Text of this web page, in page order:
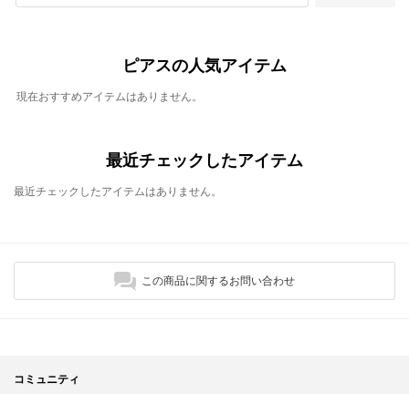
ピアスの人気アイテム
現在おすすめアイテムはありません。
最近チェックしたアイテム
最近チェックしたアイテムはありません。
この商品に関するお問い合わせ
コミュニティ